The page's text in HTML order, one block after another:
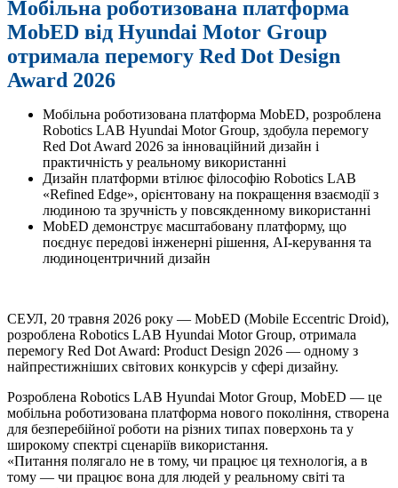
Мобільна роботизована платформа
MobED від Hyundai Motor Group
отримала перемогу Red Dot Design
Award 2026
Мобільна роботизована платформа MobED, розроблена
Robotics LAB Hyundai Motor Group, здобула перемогу
Red Dot Award 2026 за інноваційний дизайн і
практичність у реальному використанні
Дизайн платформи втілює філософію Robotics LAB
«Refined Edge», орієнтовану на покращення взаємодії з
людиною та зручність у повсякденному використанні
MobED демонструє масштабовану платформу, що
поєднує передові інженерні рішення, AI-керування та
людиноцентричний дизайн
СЕУЛ, 20 травня 2026 року — MobED (Mobile Eccentric Droid),
розроблена Robotics LAB Hyundai Motor Group, отримала
перемогу Red Dot Award: Product Design 2026 — одному з
найпрестижніших світових конкурсів у сфері дизайну.
Розроблена Robotics LAB Hyundai Motor Group, MobED — це
мобільна роботизована платформа нового покоління, створена
для безперебійної роботи на різних типах поверхонь та у
широкому спектрі сценаріїв використання.
«Питання полягало не в тому, чи працює ця технологія, а в
тому — чи працює вона для людей у реальному світі та